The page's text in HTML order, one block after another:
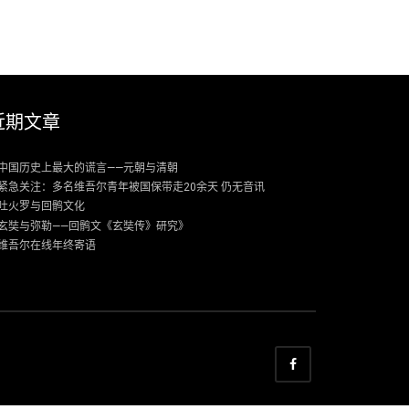
期文章
国历史上最大的谎言——元朝与清朝
急关注：多名维吾尔青年被国保带走20余天 仍无音讯
火罗与回鹘文化
奘与弥勒——回鹘文《玄奘传》研究》
吾尔在线年终寄语